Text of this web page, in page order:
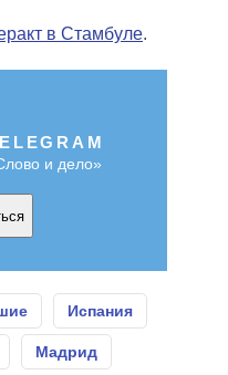
в Стамбуле.
и дело»
Испания
Мадрид